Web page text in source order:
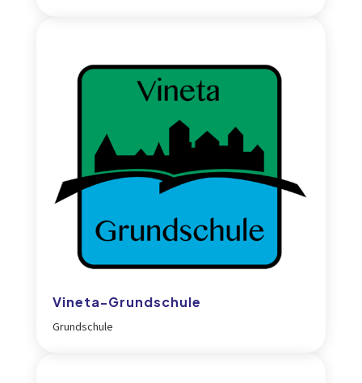
Vineta-Grundschule
Grundschule